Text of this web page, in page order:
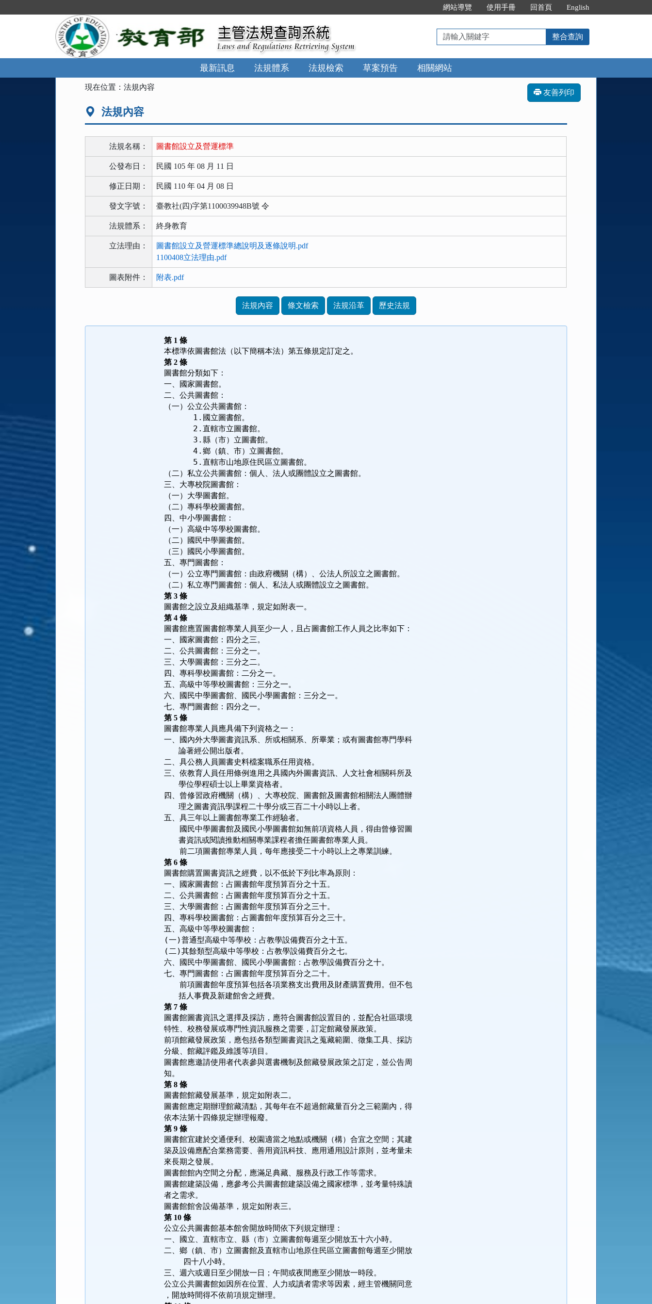
到
網站導覽 使用手冊 回首頁 English
請
輸
入
關
鍵
整合查詢
最新訊息 法規體系 法規檢索 草案預告 相關網站
現在位置：法規內容
友善列印
法規內容
法規名稱： 圖書館設立及營運標準
公發布日： 民國 105 年 08 月 11 日
修正日期： 民國 110 年 04 月 08 日
發文字號： 臺教社(四)字第1100039948B號 令
法規體系： 終身教育
立法理由：
圖書館設立及營運標準總說明及逐條說明.pdf
1100408立法理由.pdf
圖表附件： 附表.pdf
功
法規內容 條文檢索 法規沿革 歷史法規
第 1條
本標準依圖書館法（以下簡稱本法）第五條規定訂定之。
第 2條
圖書館分類如下：
一、國家圖書館。
二、公共圖書館：
（一）公立公共圖書館：
1. 國立圖書館。
2.直轄市立圖書館。
3.縣（市）立圖書館。
4.鄉（鎮、市）立圖書館。
5.直轄市山地原住民區立圖書館。
（二）私立公共圖書館：個人、法人或團體設立之圖書館。
三、大專校院圖書館：
（一）大學圖書館。
（二）專科學校圖書館。
四、中小學圖書館：
（一）高級中等學校圖書館。
（二）國民中學圖書館。
（三）國民小學圖書館。
五、專門圖書館：
（一）公立專門圖書館：由政府機關（構）、公法人所設立之圖書館。
（二）私立專門圖書館：個人、私法人或團體設立之圖書館。
第 3條
圖書館之設立及組織基準，規定如附表一。
第 4條
一、國家圖書館：四分之三。
二、公共圖書館：三分之一。
三、大學圖書館：三分之二。
四、專科學校圖書館：二分之一。
五、高級中等學校圖書館：三分之一。
六、國民中學圖書館、國民小學圖書館：三分之一。
七、專門圖書館：四分之一。
第 5條
一、國內外大學圖書資訊系、所或相關系、所畢業；或有圖書館專門學科
論著經公開出版者。
二、具公務人員圖書史料檔案職系任用資格。
三、依教育人員任用條例進用之具國內外圖書資訊、人文社會相關科所及
學位學程碩士以上畢業資格者。
四、曾修習政府機關（構）、大專校院、圖書館及圖書館相關法人團體辦
理之圖書資訊學課程二十學分或三百二十小時以上者。
五、具三年以上圖書館專業工作經驗者。
國民中學圖書館及國民小學圖書館如無前項資格人員，得由曾修習圖
書資訊或閱讀推動相關專業課程者擔任圖書館專業人員。
前二項圖書館專業人員，每年應接受二十小時以上之專業訓練。
第 6條
一、國家圖書館：占圖書館年度預算百分之十五。
二、公共圖書館：占圖書館年度預算百分之十五。
三、大學圖書館：占圖書館年度預算百分之三十。
四、專科學校圖書館：占圖書館年度預算百分之三十。
五、高級中等學校圖書館：
(一)普通型高級中等學校：占教學設備費百分之十五。
(二)其餘類型高級中等學校：占教學設備費百分之七。
六、國民中學圖書館、國民小學圖書館：占教學設備費百分之十。
七、專門圖書館：占圖書館年度預算百分之二十。
前項圖書館年度預算包括各項業務支出費用及財產購置費用。但不包
括人事費及新建館舍之經費。
第 7條
圖書館圖書資訊之選擇及採訪，應符合圖書館設置目的，並配合社區環境
特性、校務發展或專門性資訊服務之需要，訂定館藏發展政策。
前項館藏發展政策，應包括各類型圖書資訊之蒐藏範圍、徵集工具、採訪
分級、館藏評鑑及維護等項目。
圖書館應邀請使用者代表參與選書機制及館藏發展政策之訂定，並公告周
知。
第 8條
圖書館館藏發展基準，規定如附表二。
圖書館應定期辦理館藏清點，其每年在不超過館藏量百分之三範圍內，得
依本法第十四條規定辦理報廢。
第 9條
圖書館宜建於交通便利、校園適當之地點或機關（構）合宜之空間；其建
築及設備應配合業務需要、善用資訊科技、應用通用設計原則，並考量未
來長期之發展。
圖書館館內空間之分配，應滿足典藏、服務及行政工作等需求。
圖書館建築設備，應參考公共圖書館建築設備之國家標準，並考量特殊讀
者之需求。
圖書館館舍設備基準，規定如附表三。
第 10條
公立公共圖書館基本館舍開放時間依下列規定辦理：
一、國立、直轄市立、縣（市）立圖書館每週至少開放五十六小時。
二、鄉（鎮、市）立圖書館及直轄市山地原住民區立圖書館每週至少開放
四十八小時。
三、週六或週日至少開放一日；午間或夜間應至少開放一時段。
公立公共圖書館如因所在位置、人力或讀者需求等因素，經主管機關同意
，開放時間得不依前項規定辦理。